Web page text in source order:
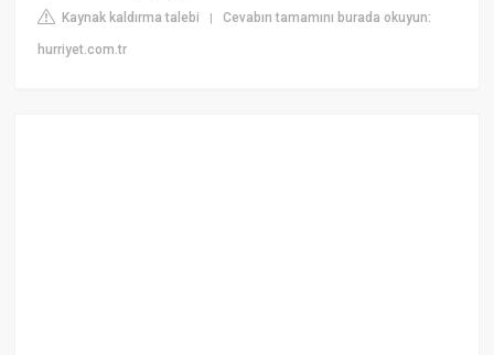
Kaynak kaldırma talebi |Cevabın tamamını burada okuyun:
hurriyet.com.tr